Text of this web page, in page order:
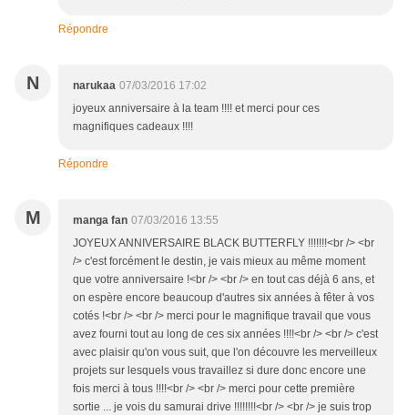
Répondre
N narukaa 07/03/2016 17:02
joyeux anniversaire à la team !!!! et merci pour ces
magnifiques cadeaux !!!!
Répondre
M manga fan 07/03/2016 13:55
JOYEUX ANNIVERSAIRE BLACK BUTTERFLY !!!!!!!<br /> <br
/> c'est forcément le destin, je vais mieux au même moment
que votre anniversaire !<br /> <br /> en tout cas déjà 6 ans, et
on espère encore beaucoup d'autres six années à fêter à vos
cotés !<br /> <br /> merci pour le magnifique travail que vous
avez fourni tout au long de ces six années !!!!<br /> <br /> c'est
avec plaisir qu'on vous suit, que l'on découvre les merveilleux
projets sur lesquels vous travaillez si dure donc encore une
fois merci à tous !!!!<br /> <br /> merci pour cette première
sortie ... je vois du samurai drive !!!!!!!!<br /> <br /> je suis trop